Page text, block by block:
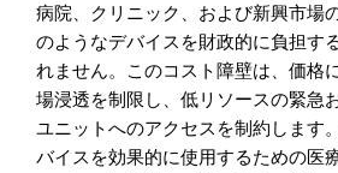
病院、クリニック、および新興市場
のようなデバイスを財政的に負担す
れません。このコスト障壁は、価格
場浸透を制限し、低リソースの緊急
ユニットへのアクセスを制約します
バイスを効果的に使用するための医